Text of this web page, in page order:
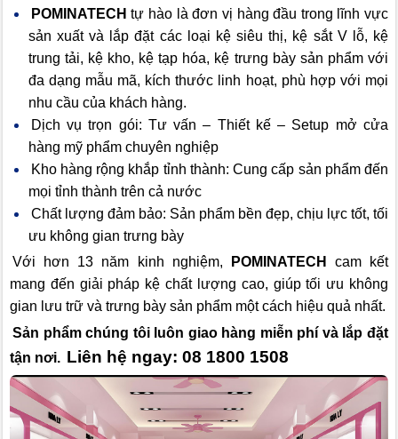
POMINATECHtự hào là đơn vị hàng đầu trong lĩnh vực
sản xuất và lắp đặt các loại kệ siêu thị, kệ sắt V lỗ, kệ
trung tải, kệ kho, kệ tạp hóa, kệ trưng bày sản phẩm với
đa dạng mẫu mã, kích thước linh hoạt, phù hợp với mọi
nhu cầu của khách hàng.
Dịch vụ trọn gói: Tư vấn – Thiết kế – Setup mở cửa
hàng mỹ phẩm chuyên nghiệp
Kho hàng rộng khắp tỉnh thành: Cung cấp sản phẩm đến
mọi tỉnh thành trên cả nước
Chất lượng đảm bảo: Sản phẩm bền đẹp, chịu lực tốt, tối
ưu không gian trưng bày
Với hơn 13 năm kinh nghiệm,
POMINATECH
cam kết
mang đến giải pháp kệ chất lượng cao, giúp tối ưu không
gian lưu trữ và trưng bày sản phẩm một cách hiệu quả nhất.
Sản phẩm chúng tôi luôn giao hàng miễn phí và lắp đặt
tận nơi. Liên hệ ngay: 08 1800 1508